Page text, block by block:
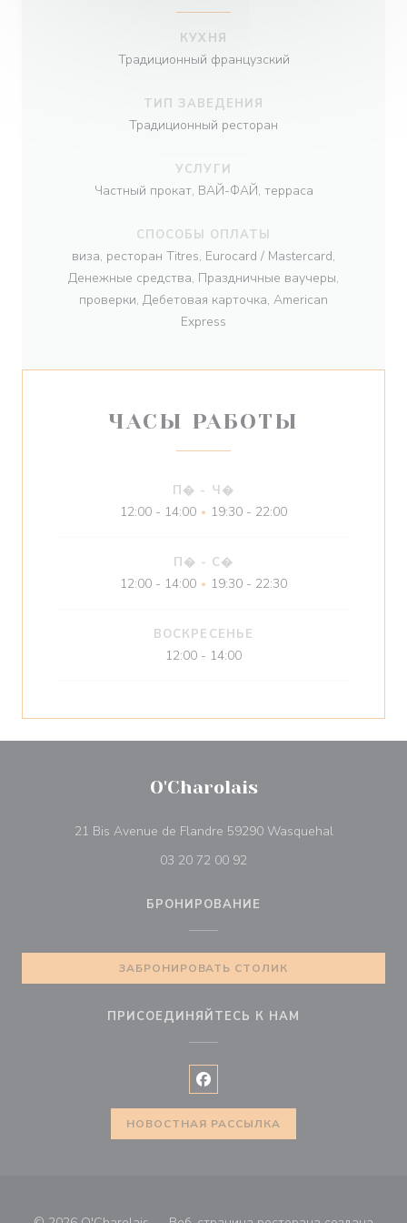
КУХНЯ
Традиционный французский
ТИП ЗАВЕДЕНИЯ
Традиционный ресторан
УСЛУГИ
Частный прокат, ВАЙ-ФАЙ, терраса
СПОСОБЫ ОПЛАТЫ
виза, ресторан Titres, Eurocard / Mastercard,
Денежные средства, Праздничные ваучеры,
проверки, Дебетовая карточка, American
Express
ЧАСЫ РАБОТЫ
П� - Ч�
12:00 - 14:00 • 19:30 - 22:00
П� - С�
12:00 - 14:00 • 19:30 - 22:30
ВОСКРЕСЕНЬЕ
12:00 - 14:00
O'Charolais
21 Bis Avenue de Flandre 59290 Wasquehal
03 20 72 00 92
БРОНИРОВАНИЕ
ЗАБРОНИРОВАТЬ СТОЛИК
ПРИСОЕДИНЯЙТЕСЬ К НАМ
Facebook ((открывается в
НОВОСТНАЯ РАССЫЛКА